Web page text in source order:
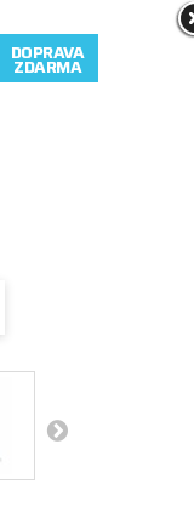
DOPRAVA
ZDARMA